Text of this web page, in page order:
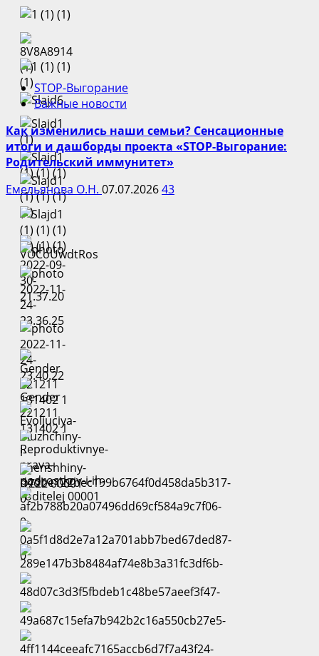
STOP-Выгорание
Важные новости
Как изменились наши семьи? Сенсационные
итоги и дашборды проекта «STOP-Выгорание:
Родительский иммунитет»
Емельянова О.Н. 07.07.202643